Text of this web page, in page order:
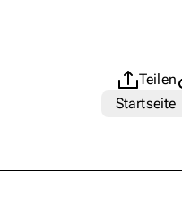
Teilen
Startseite